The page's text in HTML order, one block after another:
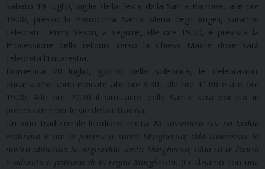
Sabato 19 luglio, vigilia della festa della Santa Patrona, alle ore
19.00, presso la Parrocchia Santa Maria degli Angeli, saranno
celebrati i Primi Vespri; a seguire, alle ore 19.30, è prevista la
Processione della reliquia verso la Chiesa Madre dove sarà
celebrata l’Eucarestia.
Domenica 20 luglio, giorno della solennità, le Celebrazioni
eucaristiche sono indicate alle ore 8.30, alle ore 11.00 e alle ore
19.00. Alle ore 20.30 il simulacro della Santa sarà portato in
processione per le vie della cittadina.
Un inno tradizionale licodiano recita: Ni susiemmu ccu na bedda
matinata e nni ni jemmu a Santa Margherita; dda truvammu la
nostra abbucata la virginedda santa Margherita; idda ca di l’ancili
è adurata è patruna di lu regnu Margherita . (Ci alziamo con una